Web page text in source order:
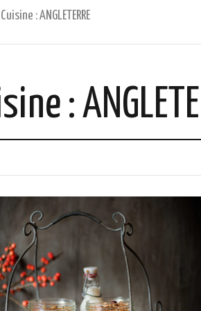
Cuisine :ANGLETERRE
: